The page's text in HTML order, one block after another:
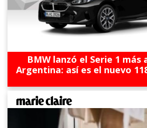
BMW lanzó el Serie 1 más
Argentina: así es el nuevo